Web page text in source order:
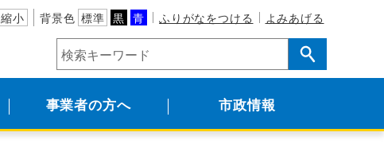
縮小 背景色 標準 黒 青 ふりがなをつける よみあげる
事業者の方へ 市政情報